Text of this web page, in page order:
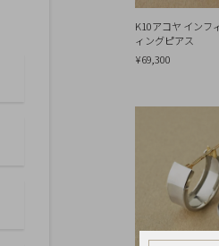
K10アコヤ インフ
ィングピアス
¥69,300